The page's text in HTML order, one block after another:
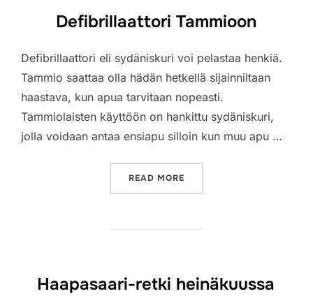
Defibrillaattori Tammioon
Defibrillaattori eli sydäniskuri voi pelastaa henkiä.
Tammio saattaa olla hädän hetkellä sijainniltaan
haastava, kun apua tarvitaan nopeasti.
Tammiolaisten käyttöön on hankittu sydäniskuri,
jolla voidaan antaa ensiapu silloin kun muu apu …
READ MORE
Haapasaari-retki heinäkuussa